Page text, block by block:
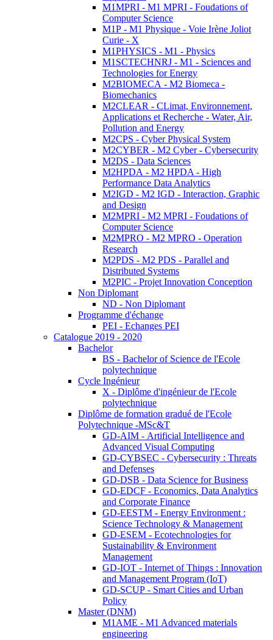
M1MPRI - M1 MPRI - Foudations of
Computer Science
M1P - M1 Physique - Voie Irène Joliot
Curie - X
M1PHYSICS - M1 - Physics
M1SCTECHNRJ - M1 - Sciences and
Technologies for Energy
M2BIOMECA - M2 Biomeca -
Biomechanics
M2CLEAR - CLimat, Environnement,
Applications et Recherche - Water, Air,
Pollution and Energy
M2CPS - Cyber Physical System
M2CYBER - M2 Cyber - Cybersecurity
M2DS - Data Sciences
M2HPDA - M2 HPDA - High
Performance Data Analytics
M2IGD - M2 IGD - Interaction, Graphic
and Design
M2MPRI - M2 MPRI - Foudations of
Computer Science
M2MPRO - M2 MPRO - Operation
Research
M2PDS - M2 PDS - Parallel and
Distributed Systems
M2PIC - Projet Innovation Conception
Non Diplomant
ND - Non Diplomant
Programme d'échange
PEI - Echanges PEI
Catalogue 2019 - 2020
Bachelor
BS - Bachelor of Science de l'Ecole
polytechnique
Cycle Ingénieur
X - Diplôme d'ingénieur de l'Ecole
polytechnique
Diplôme de formation gradué de l'Ecole
Polytechnique -MSc&T
GD-AIM - Artificial Intelligence and
Advanced Visual Computing
GD-CYBSEC - Cybersecurity : Threats
and Defenses
GD-DSB - Data Science for Business
GD-EDCF - Economics, Data Analytics
and Corporate Finance
GD-EESTM - Energy Environment :
Science Technology & Management
GD-ESEM - Ecotechnologies for
Sustainability & Environment
Management
GD-IOT - Internet of Things : Innovation
and Management Program (IoT)
GD-SCUP - Smart Cities and Urban
Policy
Master (DNM)
M1AME - M1 Advanced materials
engineering